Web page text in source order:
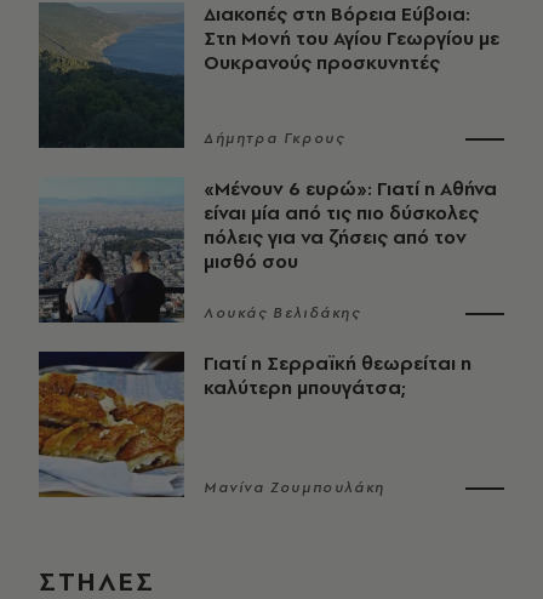
Διακοπές στη Βόρεια Εύβοια:
Στη Μονή του Αγίου Γεωργίου με
Ουκρανούς προσκυνητές
Δήμητρα Γκρους
«Μένουν 6 ευρώ»: Γιατί η Αθήνα
είναι μία από τις πιο δύσκολες
πόλεις για να ζήσεις από τον
μισθό σου
Λουκάς Βελιδάκης
Γιατί η Σερραϊκή θεωρείται η
καλύτερη μπουγάτσα;
Μανίνα Ζουμπουλάκη
ΣΤΗΛΕΣ